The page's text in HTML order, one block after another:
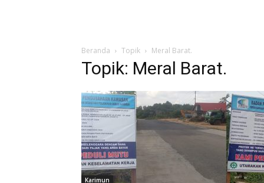
Beranda Topik Meral Barat.
Topik: Meral Barat.
Karimun